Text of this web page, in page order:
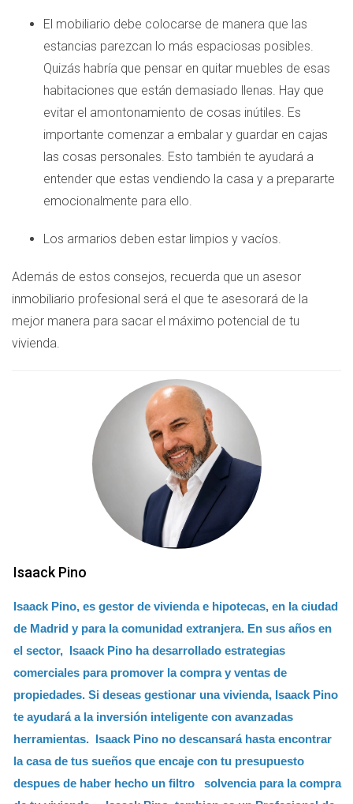
El mobiliario debe colocarse de manera que las
estancias parezcan lo más espaciosas posibles.
Quizás habría que pensar en quitar muebles de esas
habitaciones que están demasiado llenas. Hay que
evitar el amontonamiento de cosas inútiles. Es
importante comenzar a embalar y guardar en cajas
las cosas personales. Esto también te ayudará a
entender que estas vendiendo la casa y a prepararte
emocionalmente para ello.
Los armarios deben estar limpios y vacíos.
Además de estos consejos, recuerda que un asesor
inmobiliario profesional será el que te asesorará de la
mejor manera para sacar el máximo potencial de tu
vivienda.
Isaack Pino
Isaack Pino, es gestor de vivienda e hipotecas, en la ciudad
de Madrid y para la comunidad extranjera. En sus años en
el sector, Isaack Pino ha desarrollado estrategias
comerciales para promover la compra y ventas de
propiedades. Si deseas gestionar una vivienda, Isaack Pino
te ayudará a la inversión inteligente con avanzadas
herramientas. Isaack Pino no descansará hasta encontrar
la casa de tus sueños que encaje con tu presupuesto
despues de haber hecho un filtro solvencia para la compra